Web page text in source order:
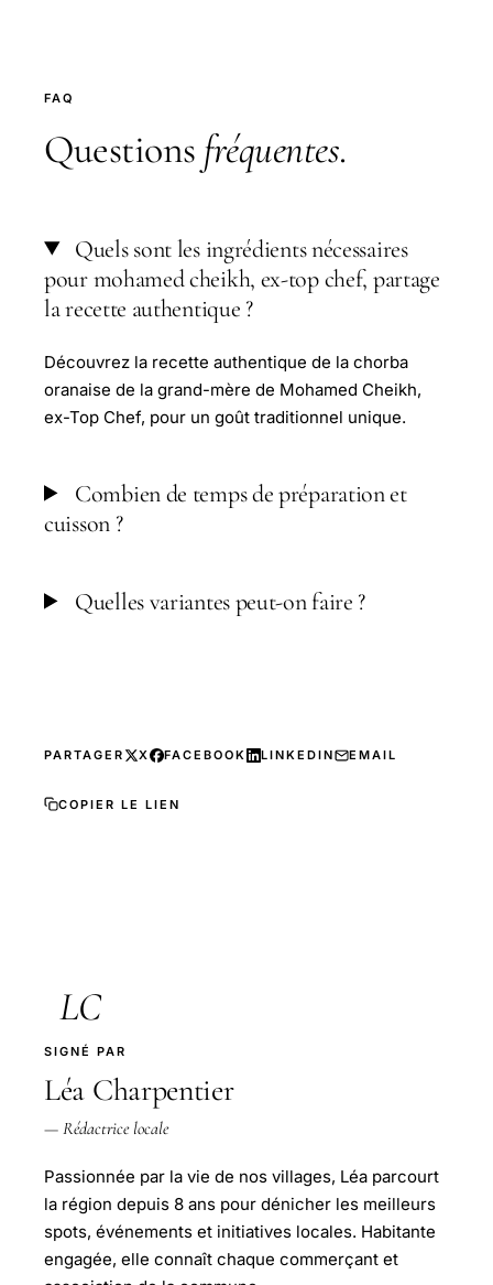
FAQ
Questions fréquentes.
Quels sont les ingrédients nécessaires
pour mohamed cheikh, ex-top chef, partage
la recette authentique ?
Découvrez la recette authentique de la chorba
oranaise de la grand-mère de Mohamed Cheikh,
ex-Top Chef, pour un goût traditionnel unique.
Combien de temps de préparation et
cuisson ?
Quelles variantes peut-on faire ?
PARTAGER X FACEBOOK LINKEDIN EMAIL
COPIER LE LIEN
LC
SIGNÉ PAR
Léa Charpentier
— Rédactrice locale
Passionnée par la vie de nos villages, Léa parcourt
la région depuis 8 ans pour dénicher les meilleurs
spots, événements et initiatives locales. Habitante
engagée, elle connaît chaque commerçant et